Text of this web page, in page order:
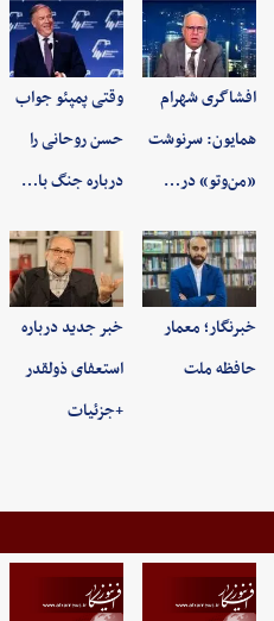
افشاگری شهرام
همایون: سرنوشت
«من‌وتو» در…
وقتی پمپئو جواب
حسن روحانی را
درباره جنگ با…
خبرنگار؛ معمار
حافظه ملت
خبر جدید درباره
استعفای ذولقدر
+جزئیات